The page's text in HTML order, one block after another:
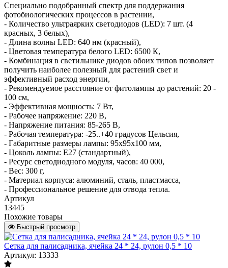
Специально подобранный спектр для поддержания
фотобиологических процессов в растении,
- Количество ультраярких светодиодов (LED): 7 шт. (4
красных, 3 белых),
- Длина волны LED: 640 нм (красный),
- Цветовая температура белого LED: 6500 К,
- Комбинация в светильнике диодов обоих типов позволяет
получить наиболее полезный для растений свет и
эффективный расход энергии,
- Рекомендуемое расстояние от фитолампы до растений: 20 -
100 см,
- Эффективная мощность: 7 Вт,
- Рабочее напряжение: 220 В,
- Напряжение питания: 85-265 В,
- Рабочая температура: -25..+40 градусов Цельсия,
- Габаритные размеры лампы: 95х95х100 мм,
- Цоколь лампы: Е27 (стандартный),
- Ресурс светодиодного модуля, часов: 40 000,
- Вес: 300 г,
- Материал корпуса: алюминий, сталь, пластмасса,
- Профессиональное решение для отвода тепла.
Артикул
13445
Похожие товары
Быстрый просмотр
Сетка для палисадника, ячейка 24 * 24, рулон 0,5 * 10
Артикул: 13333